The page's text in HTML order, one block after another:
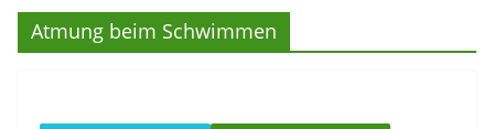
Atmung beim Schwimmen